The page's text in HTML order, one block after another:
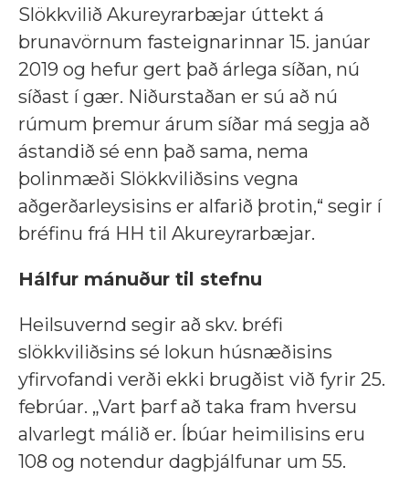
Slökkvilið Akureyrarbæjar úttekt á
brunavörnum fasteignarinnar 15. janúar
2019 og hefur gert það árlega síðan, nú
síðast í gær. Niðurstaðan er sú að nú
rúmum þremur árum síðar má segja að
ástandið sé enn það sama, nema
þolinmæði Slökkviliðsins vegna
aðgerðarleysisins er alfarið þrotin,“ segir í
bréfinu frá HH til Akureyrarbæjar.
Hálfur mánuður til stefnu
Heilsuvernd segir að skv. bréfi
slökkviliðsins sé lokun húsnæðisins
yfirvofandi verði ekki brugðist við fyrir 25.
febrúar. „Vart þarf að taka fram hversu
alvarlegt málið er. Íbúar heimilisins eru
108 og notendur dagþjálfunar um 55.